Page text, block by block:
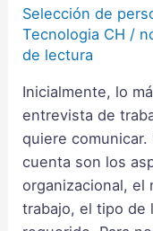
Selección de
Tecnologia CH /
de lectura
Inicialmente, lo
entrevista de
quiere
cuenta son los
organizacional, el
trabajo, el tipo de
entrevista
de
trabajo?